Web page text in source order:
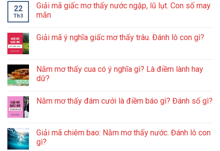
22
Th3
Giải mã giấc mơ thấy nước ngập, lũ lụt. Con số may
mắn
Giải mã ý nghĩa giấc mơ thấy trâu. Đánh lô con gì?
Nằm mơ thấy cua có ý nghĩa gì? Là điềm lành hay
dữ?
Nằm mơ thấy đám cưới là điềm báo gì? Đánh số gì?
Giải mã chiêm bao: Nằm mơ thấy nước. Đánh lô con
gì?